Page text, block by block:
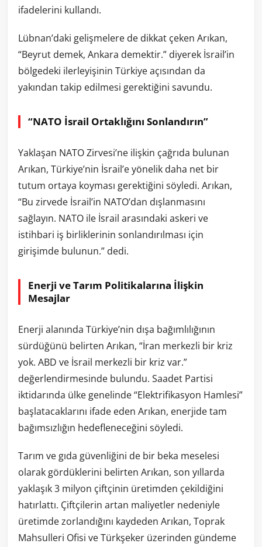
ifadelerini kullandı.
Lübnan’daki gelişmelere de dikkat çeken Arıkan,
“Beyrut demek, Ankara demektir.” diyerek İsrail’in
bölgedeki ilerleyişinin Türkiye açısından da
yakından takip edilmesi gerektiğini savundu.
“NATO İsrail Ortaklığını Sonlandırın”
Yaklaşan NATO Zirvesi’ne ilişkin çağrıda bulunan
Arıkan, Türkiye’nin İsrail’e yönelik daha net bir
tutum ortaya koyması gerektiğini söyledi. Arıkan,
“Bu zirvede İsrail’in NATO’dan dışlanmasını
sağlayın. NATO ile İsrail arasındaki askeri ve
istihbari iş birliklerinin sonlandırılması için
girişimde bulunun.” dedi.
Enerji ve Tarım Politikalarına İlişkin
Mesajlar
Enerji alanında Türkiye’nin dışa bağımlılığının
sürdüğünü belirten Arıkan, “İran merkezli bir kriz
yok. ABD ve İsrail merkezli bir kriz var.”
değerlendirmesinde bulundu. Saadet Partisi
iktidarında ülke genelinde “Elektrifikasyon Hamlesi”
başlatacaklarını ifade eden Arıkan, enerjide tam
bağımsızlığın hedefleneceğini söyledi.
Tarım ve gıda güvenliğini de bir beka meselesi
olarak gördüklerini belirten Arıkan, son yıllarda
yaklaşık 3 milyon çiftçinin üretimden çekildiğini
hatırlattı. Çiftçilerin artan maliyetler nedeniyle
üretimde zorlandığını kaydeden Arıkan, Toprak
Mahsulleri Ofisi ve Türkşeker üzerinden gündeme